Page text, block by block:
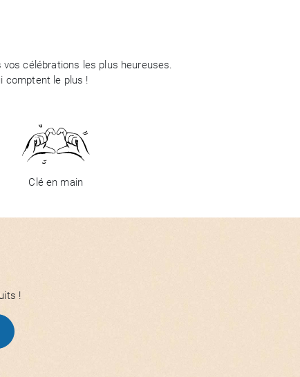
célébrations les plus heureuses.
comptent le plus !
Clé en main
!